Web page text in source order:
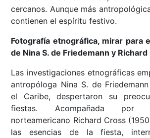
cercanos. Aunque más
contienen el espíritu festivo.
Fotografía etnográfica, mirar para
de Nina S. de Friedemann y
Las investigaciones etnográficas
antropóloga Nina S. de
el Caribe, despertaron su
fiestas. Acompañada por
norteamericano Richard Cross
las esencias de la fiesta,